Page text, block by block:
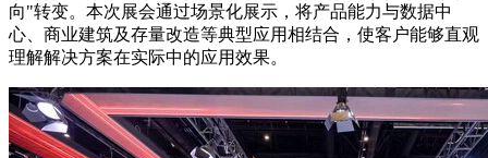
向"转变。本次展会通过场景化展示，将产品能力与数据中
心、商业建筑及存量改造等典型应用相结合，使客户能够直观
理解解决方案在实际中的应用效果。